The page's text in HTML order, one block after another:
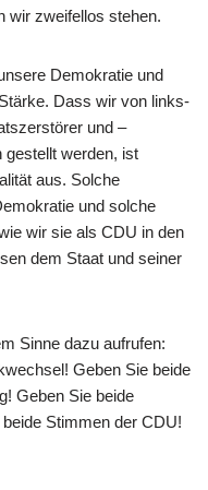
wir zweifellos stehen.
Demokratie und
Dass wir von links-
und –
gestellt werden, ist
aus. Solche
und solche
wir sie als CDU in den
dem Staat und seiner
Sinne dazu aufrufen:
Geben Sie beide
Geben Sie beide
Stimmen der CDU!